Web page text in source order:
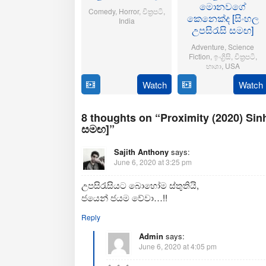
Comedy, Horror, චිත්‍රපටි
India
Watch
මොනවගේ
කෙනෙක්ද [සිංහල
උපසිරැසි සමඟ]
Adventure Science
Fiction ඉංග්‍රිසි චිත්‍රපටි
භාශා, USA
Jul
Matt
Shakman
Watch
8 thoughts on “Proximity (2020)
සමඟ]”
Sajith Anthony says:
June 6, 2020 at 3:25 pm
උපසිරැසියට බොහෝම ස්තුතියි,
ජයෙන් ජයම වේවා…!!
Reply
Admin says:
June 6, 2020 at 4:05 pm